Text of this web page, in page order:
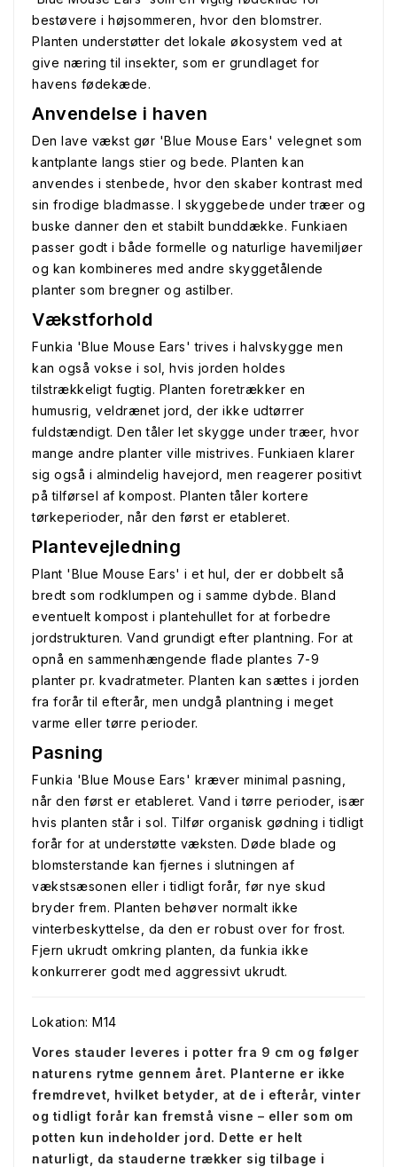
bestøvere i højsommeren, hvor den blomstrer.
Planten understøtter det lokale økosystem ved at
give næring til insekter, som er grundlaget for
havens fødekæde.
Anvendelse i haven
Den lave vækst gør 'Blue Mouse Ears' velegnet som
kantplante langs stier og bede. Planten kan
anvendes i stenbede, hvor den skaber kontrast med
sin frodige bladmasse. I skyggebede under træer og
buske danner den et stabilt bunddække. Funkiaen
passer godt i både formelle og naturlige havemiljøer
og kan kombineres med andre skyggetålende
planter som bregner og astilber.
Vækstforhold
Funkia 'Blue Mouse Ears' trives i halvskygge men
kan også vokse i sol, hvis jorden holdes
tilstrækkeligt fugtig. Planten foretrækker en
humusrig, veldrænet jord, der ikke udtørrer
fuldstændigt. Den tåler let skygge under træer, hvor
mange andre planter ville mistrives. Funkiaen klarer
sig også i almindelig havejord, men reagerer positivt
på tilførsel af kompost. Planten tåler kortere
tørkeperioder, når den først er etableret.
Plantevejledning
Plant 'Blue Mouse Ears' i et hul, der er dobbelt så
bredt som rodklumpen og i samme dybde. Bland
eventuelt kompost i plantehullet for at forbedre
jordstrukturen. Vand grundigt efter plantning. For at
opnå en sammenhængende flade plantes 7-9
planter pr. kvadratmeter. Planten kan sættes i jorden
fra forår til efterår, men undgå plantning i meget
varme eller tørre perioder.
Pasning
Funkia 'Blue Mouse Ears' kræver minimal pasning,
når den først er etableret. Vand i tørre perioder, især
hvis planten står i sol. Tilfør organisk gødning i tidligt
forår for at understøtte væksten. Døde blade og
blomsterstande kan fjernes i slutningen af
vækstsæsonen eller i tidligt forår, før nye skud
bryder frem. Planten behøver normalt ikke
vinterbeskyttelse, da den er robust over for frost.
Fjern ukrudt omkring planten, da funkia ikke
konkurrerer godt med aggressivt ukrudt.
Lokation: M14
Vores stauder leveres i potter fra 9 cm og følger
naturens rytme gennem året. Planterne er ikke
fremdrevet, hvilket betyder, at de i efterår, vinter
og tidligt forår kan fremstå visne – eller som om
potten kun indeholder jord. Dette er helt
naturligt, da stauderne trækker sig tilbage i